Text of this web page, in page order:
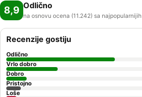
8,9 Odlično
na osnovu ocena (11.242) sa najpopularnijih
Recenzije gostiju
Odlično
Vrlo dobro
Dobro
Pristojno
Loše